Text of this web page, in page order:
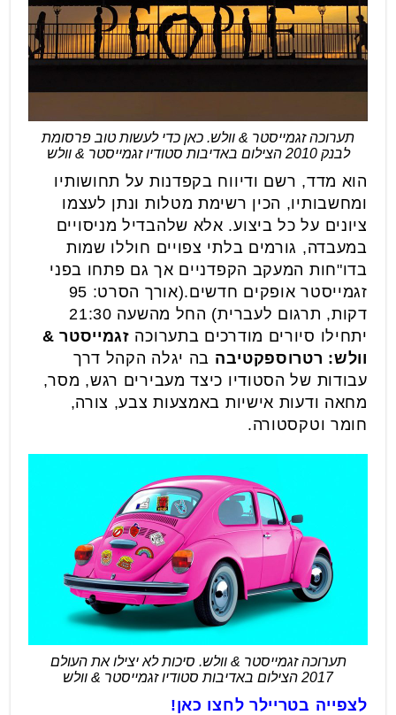
תערוכה זגמייסטר & וולש. כאן כדי לעשות טוב פרסומת
לבנק 2010 הצילום באדיבות סטודיו זגמייסטר & וולש
הוא מדד, רשם ודיווח בקפדנות על תחושותיו
ומחשבותיו, הכין רשימת מטלות ונתן לעצמו
ציונים על כל ביצוע. אלא שלהבדיל מניסויים
במעבדה, גורמים בלתי צפויים חוללו שמות
בדו"חות המעקב הקפדניים אך גם פתחו בפני
זגמייסטר אופקים חדשים.(אורך הסרט: 95
דקות, תרגום לעברית) החל מהשעה 21:30
יתחילו סיורים מודרכים בתערוכה זגמייסטר &
וולש: רטרוספקטיבה בה יגלה הקהל דרך
עבודות של הסטודיו כיצד מעבירים רגש, מסר,
מחאה ודעות אישיות באמצעות צבע, צורה,
חומר וטקסטורה.
תערוכה זגמייסטר & וולש. סיכות לא יצילו את העולם
2017 הצילום באדיבות סטודיו זגמייסטר & וולש
לצפייה בטריילר לחצו כאן!